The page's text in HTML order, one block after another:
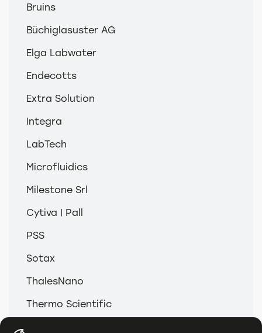
Bruins
Büchiglasuster AG
Elga Labwater
Endecotts
Extra Solution
Integra
LabTech
Microfluidics
Milestone Srl
Cytiva | Pall
PSS
Sotax
ThalesNano
Thermo Scientific